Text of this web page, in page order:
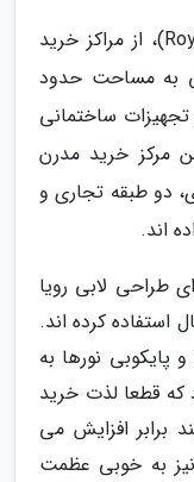
مجتمع تجاری رویا مال کیش (Roya Mall)، از مراکز خرید
سال 1394 در زمینی به مساحت حدود
تجهیزات ساختمانی
مرکز خرید مدرن
دو طبقه تجاری و
اند.
طراحی لابی رویا
استفاده کرده اند.
نورها به
که قطعا لذت خرید
برابر افزایش می
به خوبی عظمت